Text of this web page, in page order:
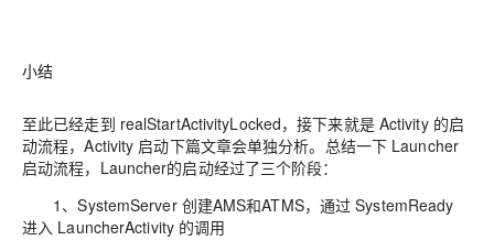
小结
至此已经走到 realStartActivityLocked，接下来就是 Activity 的启
动流程，Activity 启动下篇文章会单独分析。总结一下 Launcher
启动流程，Launcher的启动经过了三个阶段：
1、SystemServer 创建AMS和ATMS，通过 SystemReady
进入 LauncherActivity 的调用